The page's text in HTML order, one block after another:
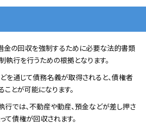
金の回収を強制するために必要な法的書類
執行を行うための根拠となります。
を通じて債務名義が取得されると、債権者
とが可能になります。
では、不動産や動産、預金などが差し押さ
て債権が回収されます。